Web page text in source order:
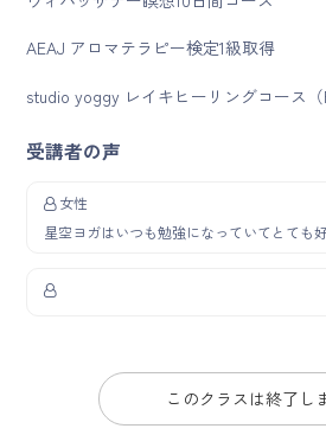
AEAJ アロマテラピー検定1級取得
studio yoggy レイキヒーリングコース（
受講者の声
女性
星空ヨガはいつも勉強になっていてとても
このクラスは終了し